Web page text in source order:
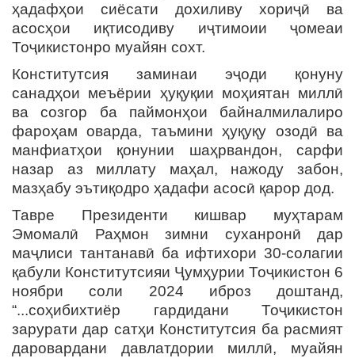
ҳадафҳои сиёсати дохиливу хориҷӣ ва
асосҳои иқтисодиву иҷтимоии ҷомеаи
Тоҷикистонро муайян сохт.
Конститутсия заминаи эҷоди қонуну
санадҳои меъёрии ҳуқуқии моҳиятан миллӣ
ва созгор ба паймонҳои байналмилалиро
фароҳам оварда, таъмини ҳуқуқу озодӣ ва
манфиатҳои қонунии шаҳрвандон, сарфи
назар аз миллату маҳал, нажоду забон,
мазҳабу эътиқодро ҳадафи асосӣ қарор дод.
Тавре Президенти кишвар муҳтарам
Эмомалӣ Раҳмон зимни суханронӣ дар
маҷлиси тантанавӣ ба ифтихори 30-солагии
қабули Конститутсияи Ҷумҳурии Тоҷикистон 6
ноябри соли 2024 иброз доштанд,
“...соҳибихтиёр гардидани Тоҷикистон
зарурати дар сатҳи Конститутсия ба расмият
даровардани давлатдории миллӣ, муайян